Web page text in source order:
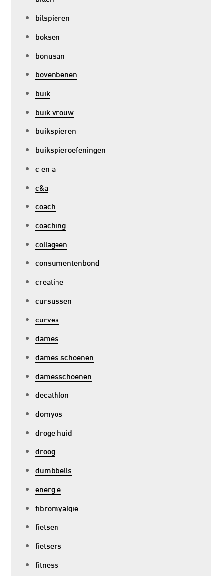
bilspieren
boksen
bonusan
bovenbenen
buik
buik vrouw
buikspieren
buikspieroefeningen
c en a
c&a
coach
coaching
collageen
consumentenbond
creatine
cursussen
curves
dames
dames schoenen
damesschoenen
decathlon
domyos
droge huid
droog
dumbbells
energie
fibromyalgie
fietsen
fietsers
fitness